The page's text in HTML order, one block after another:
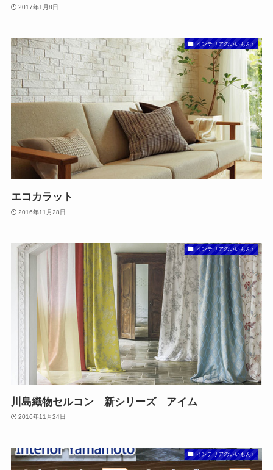
2017年1月8日
インテリアのいいもん♪
エコカラット
2016年11月28日
インテリアのいいもん♪
川島織物セルコン 新シリーズ アイム
2016年11月24日
インテリアのいいもん♪